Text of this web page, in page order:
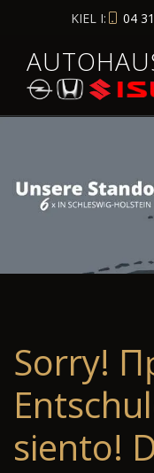
KIEL I: 04
Sorry!
siento!